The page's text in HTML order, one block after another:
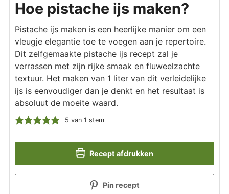
Hoe pistache ijs maken?
Pistache ijs maken is een heerlijke manier om een
vleugje elegantie toe te voegen aan je repertoire.
Dit zelfgemaakte pistache ijs recept zal je
verrassen met zijn rijke smaak en fluweelzachte
textuur. Het maken van 1 liter van dit verleidelijke
ijs is eenvoudiger dan je denkt en het resultaat is
absoluut de moeite waard.
5 van 1 stem
Recept afdrukken
Pin recept